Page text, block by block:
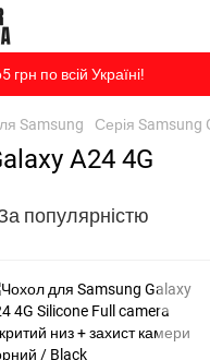
по всій Україні!
Samsung Серія Samsung
A24 4G
популярністю